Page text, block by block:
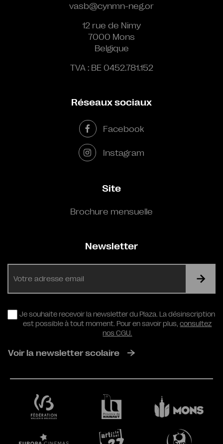
vasb@cynmn-neg.or
12 rue de Nimy
7000 Mons
Belgique
TVA : BE 0452.781.152
Réseaux sociaux
Facebook
Instagram
Site
Brochure mensuelle
Newsletter
RGPD
Je souhaite recevoir la newsletter du Plaza. La désinscription
est possible à tout moment. Pour en savoir plus,consultez
nos CGU.
Voir la newsletter scolaire